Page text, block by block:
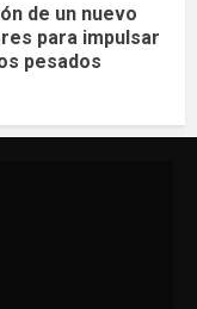
de un nuevo
para impulsar
pesados